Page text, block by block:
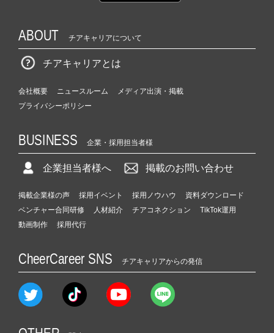
ABOUT チアキャリアについて
チアキャリアとは
会社概要 ニュースルーム
メディア出演・掲載
プライバシーポリシー
BUSINESS 企業・採用担当者様
企業担当者様へ 掲載のお問い合わせ
掲載企業様の声 採用イベント 採用ノウハウ
資料ダウンロード
ベンチャー合同研修
人材紹介 チアコネクション
TikTok運用
動画制作
採用代行
CheerCareer SNS チアキャリアからの発信